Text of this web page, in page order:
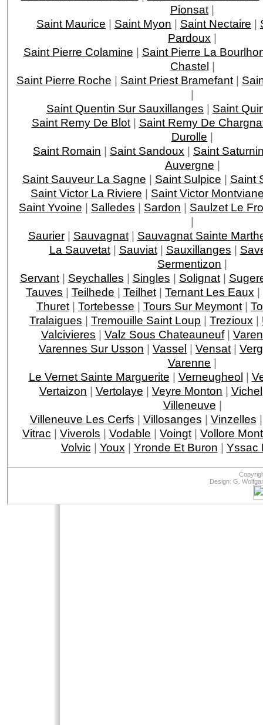
Pionsat |
Saint Maurice | Saint Myon | Saint Nectaire |
Pardoux |
Saint Pierre Colamine | Saint Pierre La
Chastel |
Saint Pierre Roche | Saint Priest Bramefant|
|
Saint Quentin Sur Sauxillanges | Saint
Saint Remy De Blot| Saint Remy De
Durolle |
Saint Romain | Saint Sandoux | Saint
Auvergne |
Saint Sauveur La Sagne | Saint Sulpice | Saint
Saint Victor La Riviere | Saint Victor
Saint Yvoine | Salledes | Sardon | Saulzet Le
|
Saurier| Sauvagnat| Sauvagnat Sainte
La Sauvetat| Sauviat| Sauxillanges |
Sermentizon |
Servant| Seychalles | Singles | Solignat|
Tauves | Teilhede | Teilhet | Ternant Les Eaux |
Thuret | Tortebesse | Tours Sur Meymont |
Tralaigues | Tremouille Saint Loup | Trezioux |
Valcivieres | Valz Sous Chateauneuf|
Varennes Sur Usson | Vassel | Vensat |
Varenne |
Le Vernet Sainte Marguerite | Verneugheol |
Vertaizon | Vertolaye | Veyre Monton | Vichel
Villeneuve |
Villeneuve Les Cerfs | Villosanges | Vinzelles
Vitrac | Viverols | Vodable | Voingt | Vollore
Volvic | Youx | Yronde Et Buron | Yssac
Design: G.